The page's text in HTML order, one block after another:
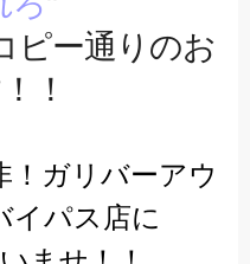
ピー通りのお
！
ガリバーアウ
イパス店に